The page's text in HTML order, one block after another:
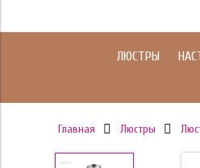
ЛЮСТРЫ
Главная Люстры